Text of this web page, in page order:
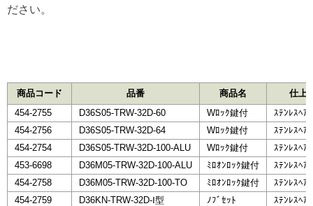
ださい。
商品コード 品番 商品名
仕上
454-2755
D36S05-TRW-32D-60 Wﾛｯｸ鍵付
ｽﾃﾝﾚｽﾍｱ
454-2756
D36S05-TRW-32D-64 Wﾛｯｸ鍵付
ｽﾃﾝﾚｽﾍｱ
454-2754
D36S05-TRW-32D-100-ALU Wﾛｯｸ鍵付
ｽﾃﾝﾚｽﾍｱ
453-6698
D36M05-TRW-32D-100-ALU ﾐﾛｵﾝﾛｯｸ鍵付
ｽﾃﾝﾚｽﾍｱ
454-2758
D36M05-TRW-32D-100-TO ﾐﾛｵﾝﾛｯｸ鍵付
ｽﾃﾝﾚｽﾍｱ
454-2759
D36KN-TRW-32D-Ⅰ型 ﾉﾌﾞｾｯﾄ
ｽﾃﾝﾚｽﾍｱ